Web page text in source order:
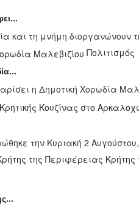
και τη μνήμη διοργανώνουν
Πολιτισμός
η Δημοτική Χορωδία
την Κυριακή 2